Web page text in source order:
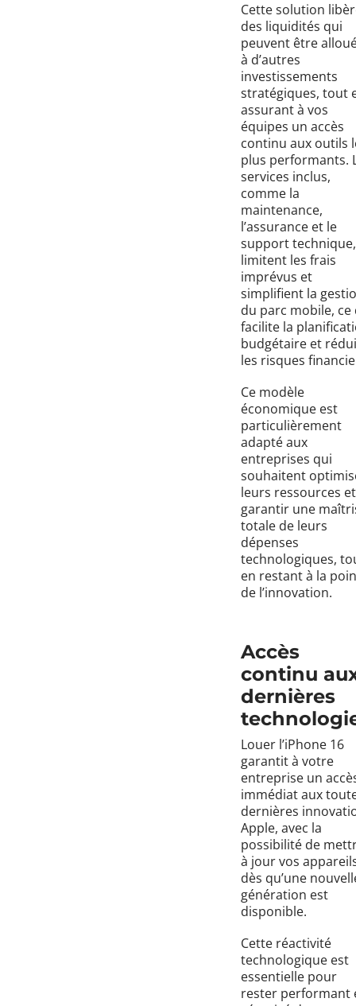
Cette solution
des liquidités qui
peuvent être
à d’autres
investissements
stratégiques, tout
assurant à vos
équipes un accès
continu aux outils
plus performants.
services inclus,
comme la
maintenance,
l’assurance et le
support technique,
limitent les frais
imprévus et
simplifient la
du parc mobile, ce
facilite la
budgétaire et
les risques
Ce modèle
économique est
particulièrement
adapté aux
entreprises qui
souhaitent
leurs ressources et
garantir une
totale de leurs
dépenses
technologiques,
en restant à la
de l’innovation.
Accès
continu
dernières
Louer l’iPhone 16
garantit à votre
entreprise un
immédiat aux
dernières
Apple, avec la
possibilité de
à jour vos
dès qu’une
génération est
disponible.
Cette réactivité
technologique est
essentielle pour
rester performant